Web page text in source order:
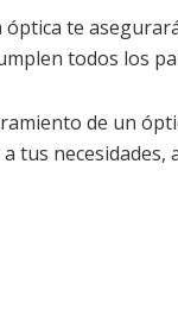
te
todos los
de un
tus necesidades,